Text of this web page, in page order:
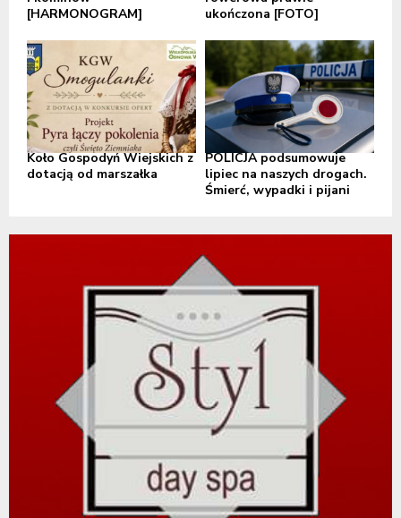
[HARMONOGRAM]
ukończona [FOTO]
Koło Gospodyń Wiejskich z
dotacją od marszałka
POLICJA podsumowuje
lipiec na naszych drogach.
Śmierć, wypadki i pijani